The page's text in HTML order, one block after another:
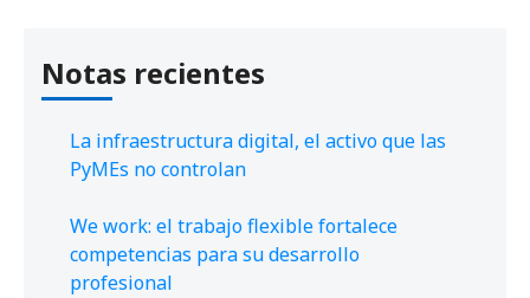
Notas recientes
La infraestructura digital, el activo que las
PyMEs no controlan
We work: el trabajo flexible fortalece
competencias para su desarrollo
profesional